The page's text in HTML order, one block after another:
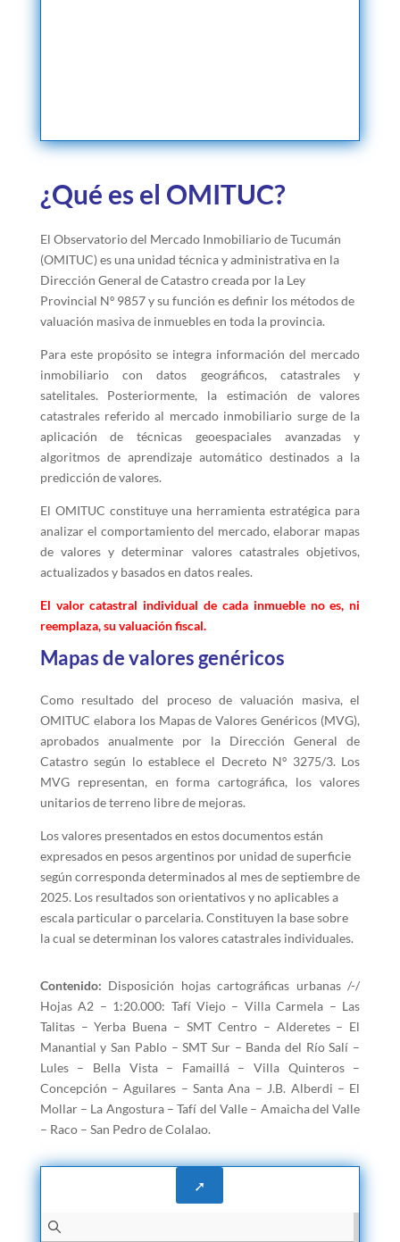
¿Qué es el OMITUC?
El Observatorio del Mercado Inmobiliario de Tucumán
(OMITUC) es una unidad técnica y administrativa en la
Dirección General de Catastro creada por la Ley
Provincial Nº 9857 y su función es definir los métodos de
valuación masiva de inmuebles en toda la provincia.
Para este propósito se integra información del mercado
inmobiliario con datos geográficos, catastrales y
satelitales. Posteriormente, la estimación de valores
catastrales referido al mercado inmobiliario surge de la
aplicación de técnicas geoespaciales avanzadas y
algoritmos de aprendizaje automático destinados a la
predicción de valores.
El OMITUC constituye una herramienta estratégica para
analizar el comportamiento del mercado, elaborar mapas
de valores y determinar valores catastrales objetivos,
actualizados y basados en datos reales.
El valor catastral individual de cada inmueble no es, ni
reemplaza, su valuación fiscal.
Mapas de valores genéricos
Como resultado del proceso de valuación masiva, el
OMITUC elabora los Mapas de Valores Genéricos (MVG),
aprobados anualmente por la Dirección General de
Catastro según lo establece el Decreto Nº 3275/3. Los
MVG representan, en forma cartográfica, los valores
unitarios de terreno libre de mejoras.
Los valores presentados en estos documentos están
expresados en pesos argentinos por unidad de superficie
según corresponda determinados al mes de septiembre de
2025. Los resultados son orientativos y no aplicables a
escala particular o parcelaria. Constituyen la base sobre
la cual se determinan los valores catastrales individuales.
Contenido: Disposición hojas cartográficas urbanas /-/
Hojas A2 – 1:20.000: Tafí Viejo – Villa Carmela – Las
Talitas – Yerba Buena – SMT Centro – Alderetes – El
Manantial y San Pablo – SMT Sur – Banda del Río Salí –
Lules – Bella Vista – Famaillá – Villa Quinteros –
Concepción – Aguilares – Santa Ana – J.B. Alberdi – El
Mollar – La Angostura – Tafí del Valle – Amaicha del Valle
– Raco – San Pedro de Colalao.
➚